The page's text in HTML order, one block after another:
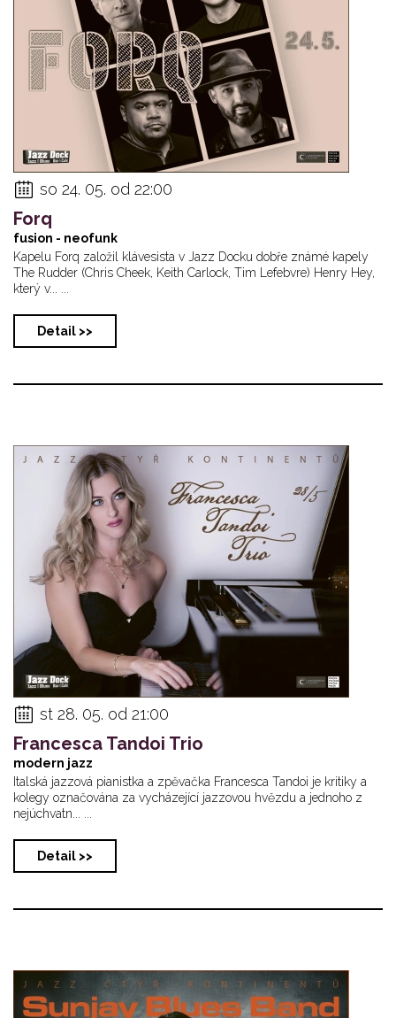
so 24. 05. od 22:00
Forq
fusion - neofunk
Kapelu Forq založil klávesista v Jazz Docku dobře známé kapely
The Rudder (Chris Cheek, Keith Carlock, Tim Lefebvre) Henry Hey,
který v... ...
Detail >>
st 28. 05. od 21:00
Francesca Tandoi Trio
modern jazz
Italská jazzová pianistka a zpěvačka Francesca Tandoi je kritiky a
kolegy označována za vycházející jazzovou hvězdu a jednoho z
nejúchvatn... ...
Detail >>